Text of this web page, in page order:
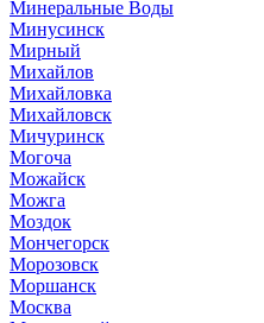
Минеральные Воды
Минусинск
Мирный
Михайлов
Михайловка
Михайловск
Мичуринск
Могоча
Можайск
Можга
Моздок
Мончегорск
Морозовск
Моршанск
Москва